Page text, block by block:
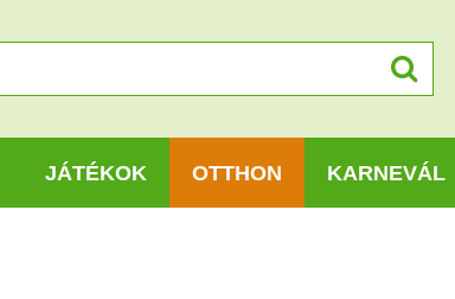
JÁTÉKOK OTTHON KARNEVÁL